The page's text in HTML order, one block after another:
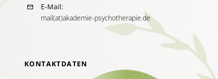
E-Mail:
mail(at)akademie-psychotherapie.de
KONTAKTDATEN